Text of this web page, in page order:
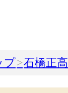
プ 石橋正高